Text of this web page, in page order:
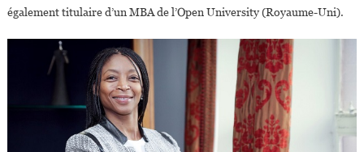
également titulaire d’un MBA de l’Open University (Royaume-Uni).